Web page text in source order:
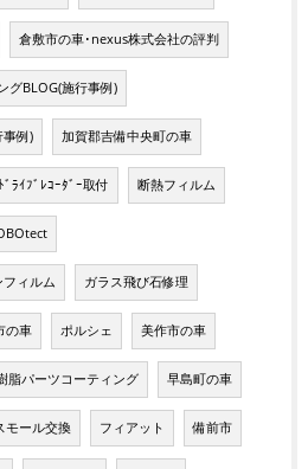
倉敷市の車･nexus株式会社の評判
グBLOG(施行事例)
事例) 加賀郡吉備中央町の車
ﾄﾞﾗｲﾌﾞﾚｺｰﾀﾞｰ取付 断熱フィルム
ィルム ガラス飛び石修理
の車 ポルシェ 美作市の車
脂パーツコーティング 早島町の車
モール交換 フィアット 備前市